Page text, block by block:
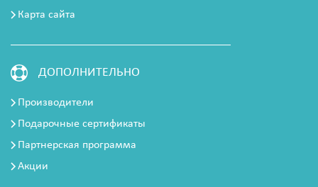
Карта сайта
ДОПОЛНИТЕЛЬНО
Производители
Подарочные сертификаты
Партнерская программа
Акции